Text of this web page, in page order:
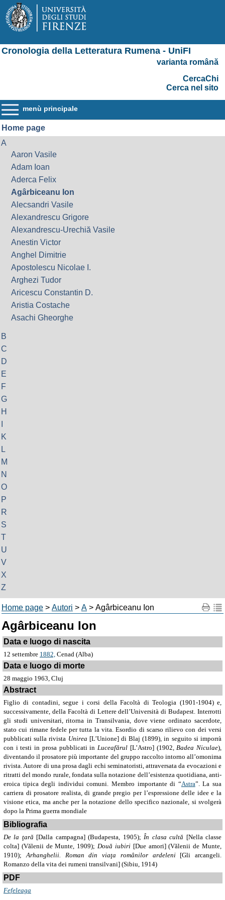
Cronologia della Letteratura Rumena - UniFI
varianta română
CercaChi
Cerca nel sito
menù principale
Home page
A
Aaron Vasile
Adam Ioan
Aderca Felix
Agârbiceanu Ion
Alecsandri Vasile
Alexandrescu Grigore
Alexandrescu-Urechiă Vasile
Anestin Victor
Anghel Dimitrie
Apostolescu Nicolae I.
Arghezi Tudor
Aricescu Constantin D.
Aristia Costache
Asachi Gheorghe
B
C
D
E
F
G
H
K
L
M
N
O
P
R
S
T
U
V
X
Z
Home page > Autori > A > Agârbiceanu Ion
Agârbiceanu Ion
Data e luogo di nascita
12 settembre 1882, Cenad (Alba)
Data e luogo di morte
28 maggio 1963, Cluj
Abstract
Figlio di contadini, segue i corsi della Facoltà di Teologia (1901-1904) e,
successivamente, della Facoltà di Lettere dell’Università di Budapest. Interrotti
gli studi universitari, ritorna in Transilvania, dove viene ordinato sacerdote,
stato cui rimane fedele per tutta la vita. Esordio di scarso rilievo con dei versi
pubblicati sulla rivista Unirea [L’Unione] di Blaj (1899), in seguito si imporrà
con i testi in prosa pubblicati inLuceafărul [L’Astro] (1902,Badea Niculae),
diventando il prosatore più importante del gruppo raccolto intorno all’omonima
rivista. Autore di una prosa dagli echi seminatoristi, attraversata da evocazioni e
ritratti del mondo rurale, fondata sulla notazione dell’esistenza quotidiana, anti-
eroica tipica degli individui comuni. Membro importante di “Astra”. La sua
carriera di prosatore realista, di grande pregio per l’espressione delle idee e la
visione etica, ma anche per la notazione dello specifico nazionale, si svolgerà
dopo la Prima guerra mondiale
Bibliografia
De la ţară [Dalla campagna] (Budapesta, 1905);În clasa cultă [Nella classe
colta] (Vălenii de Munte, 1909);Două iubiri[Due amori] (Vălenii de Munte,
1910);Arhanghelii. Roman din viaţa românilor ardeleni[Gli arcangeli.
Romanzo della vita dei rumeni transilvani] (Sibiu, 1914)
PDF
Fefeleaga